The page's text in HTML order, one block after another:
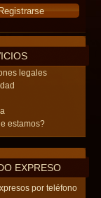
legales
estamos?
EXPRESO
por teléfono